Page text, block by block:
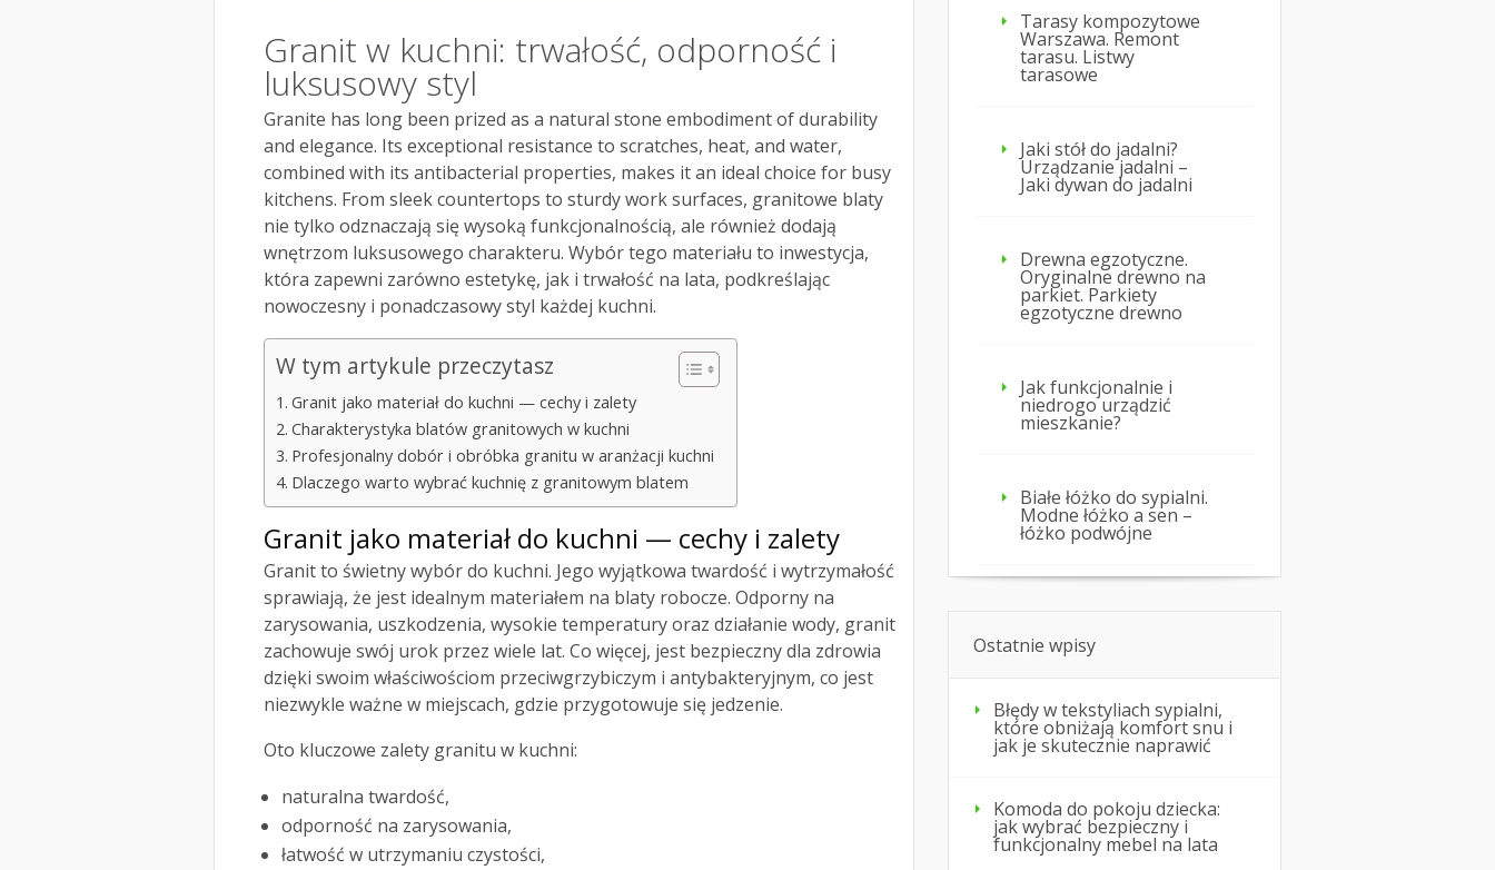
Granit w kuchni: trwałość, odporność i
luksusowy styl
Granite has long been prized as a natural stone embodiment of durability
and elegance. Its exceptional resistance to scratches, heat, and water,
combined with its antibacterial properties, makes it an ideal choice for busy
kitchens. From sleek countertops to sturdy work surfaces, granitowe blaty
nie tylko odznaczają się wysoką funkcjonalnością, ale również dodają
wnętrzom luksusowego charakteru. Wybór tego materiału to inwestycja,
która zapewni zarówno estetykę, jak i trwałość na lata, podkreślając
nowoczesny i ponadczasowy styl każdej kuchni.
W tym artykule przeczytasz
Granit jako materiał do kuchni — cechy i zalety
Charakterystyka blatów granitowych w kuchni
Profesjonalny dobór i obróbka granitu w aranżacji kuchni
Dlaczego warto wybrać kuchnię z granitowym blatem
Granit jako materiał do kuchni — cechy i zalety
Granit to świetny wybór do kuchni. Jego wyjątkowa twardość i wytrzymałość
sprawiają, że jest idealnym materiałem na blaty robocze. Odporny na
zarysowania, uszkodzenia, wysokie temperatury oraz działanie wody, granit
zachowuje swój urok przez wiele lat. Co więcej, jest bezpieczny dla zdrowia
dzięki swoim właściwościom przeciwgrzybiczym i antybakteryjnym, co jest
niezwykle ważne w miejscach, gdzie przygotowuje się jedzenie.
Oto kluczowe zalety granitu w kuchni:
naturalna twardość,
odporność na zarysowania,
łatwość w utrzymaniu czystości,
Tarasy kompozytowe
Warszawa. Remont
tarasu. Listwy
tarasowe
Jaki stół do jadalni?
Urządzanie jadalni –
Jaki dywan do jadalni
Drewna egzotyczne.
Oryginalne drewno na
parkiet. Parkiety
egzotyczne drewno
Jak funkcjonalnie i
niedrogo urządzić
mieszkanie?
Białe łóżko do sypialni.
Modne łóżko a sen –
łóżko podwójne
Ostatnie wpisy
Błędy w tekstyliach sypialni,
które obniżają komfort snu i
jak je skutecznie naprawić
Komoda do pokoju dziecka:
jak wybrać bezpieczny i
funkcjonalny mebel na lata